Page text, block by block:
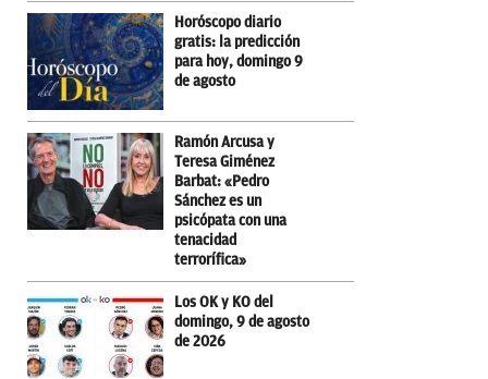
Horóscopo diario
gratis: la predicción
para hoy, domingo 9
de agosto
Ramón Arcusa y
Teresa Giménez
Barbat: «Pedro
Sánchez es un
psicópata con una
tenacidad
terrorífica»
Los OK y KO del
domingo, 9 de agosto
de 2026